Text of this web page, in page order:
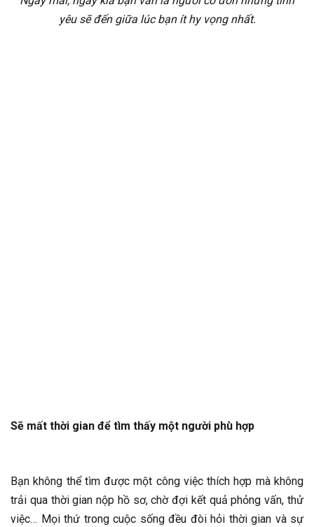
yêu sẽ đến giữa lúc bạn ít hy vọng nhất.
Sẽ mất thời gian để tìm thấy một người phù hợp
Bạn không thể tìm được một công việc thích hợp mà không
trải qua thời gian nộp hồ sơ, chờ đợi kết quả phỏng vấn, thử
việc… Mọi thứ trong cuộc sống đều đòi hỏi thời gian và sự